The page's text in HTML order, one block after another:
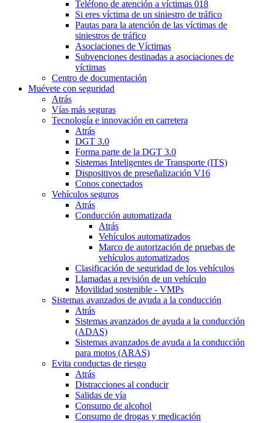
Teléfono de atención a víctimas 018
Si eres víctima de un siniestro de tráfico
Pautas para la atención de las víctimas de
siniestros de tráfico
Asociaciones de Víctimas
Subvenciones destinadas a asociaciones de
víctimas
Centro de documentación
Muévete con seguridad
Atrás
Vías más seguras
Tecnología e innovación en carretera
Atrás
DGT 3.0
Forma parte de la DGT 3.0
Sistemas Inteligentes de Transporte (ITS)
Dispositivos de preseñalización V16
Conos conectados
Vehículos seguros
Atrás
Conducción automatizada
Atrás
Vehículos automatizados
Marco de autorización de pruebas de
vehículos automatizados
Clasificación de seguridad de los vehículos
Llamadas a revisión de un vehículo
Movilidad sostenible - VMPs
Sistemas avanzados de ayuda a la conducción
Atrás
Sistemas avanzados de ayuda a la conducción
(ADAS)
Sistemas avanzados de ayuda a la conducción
para motos (ARAS)
Evita conductas de riesgo
Atrás
Distracciones al conducir
Salidas de vía
Consumo de alcohol
Consumo de drogas y medicación